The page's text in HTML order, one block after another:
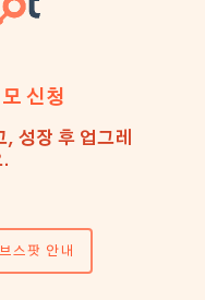
신청
성장 후 업그레
.
스팟 안내